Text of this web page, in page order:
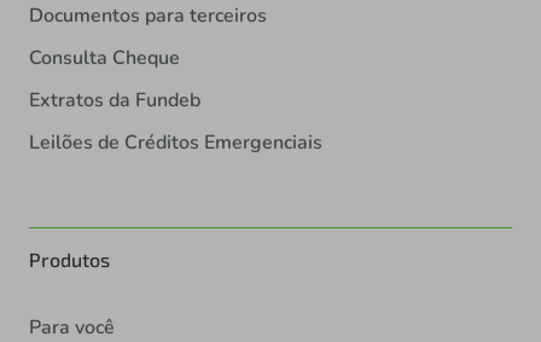
Documentos para terceiros
Consulta Cheque
Extratos da Fundeb
Leilões de Créditos Emergenciais
Produtos
Para você